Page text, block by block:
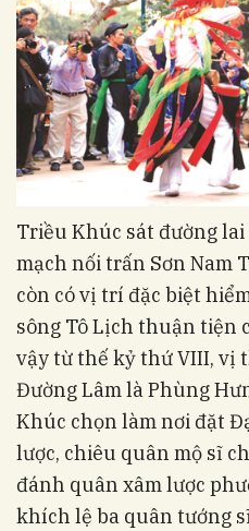
Triều Khúc sát đường
mạch nối trấn Sơn Nam
còn có vị trí đặc biệt
sông Tô Lịch thuận tiện
vậy từ thế kỷ thứ VIII, vị
Đường Lâm là Phùng
Khúc chọn làm nơi đặt
lược, chiêu quân mộ sĩ
đánh quân xâm lược
khích lệ ba quân tướng